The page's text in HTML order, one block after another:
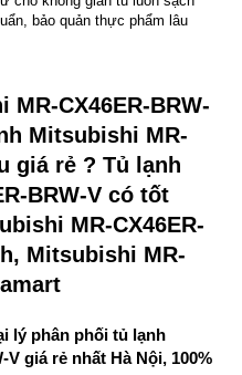
bảo quản thực phẩm lâu
CX46ER-BRW-
Mitsubishi MR-
giá rẻ ? Tủ lạnh
BRW-V có tốt
MR-CX46ER-
Mitsubishi MR-
lý phân phối tủ lạnh
giá rẻ nhất Hà Nội, 100%